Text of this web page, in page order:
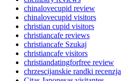
chinalovecupid review
chinalovecupid visitors
christian cupid visitors
christiancafe reviews
christiancafe Szukaj
christiancafe visitors
christiandatingforfree review
chrzescijanskie randki recenzja